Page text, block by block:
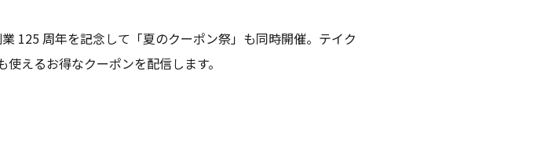
125 周年を記念して「夏のクーポン祭」も同時開催。テイク
えるお得なクーポンを配信します。